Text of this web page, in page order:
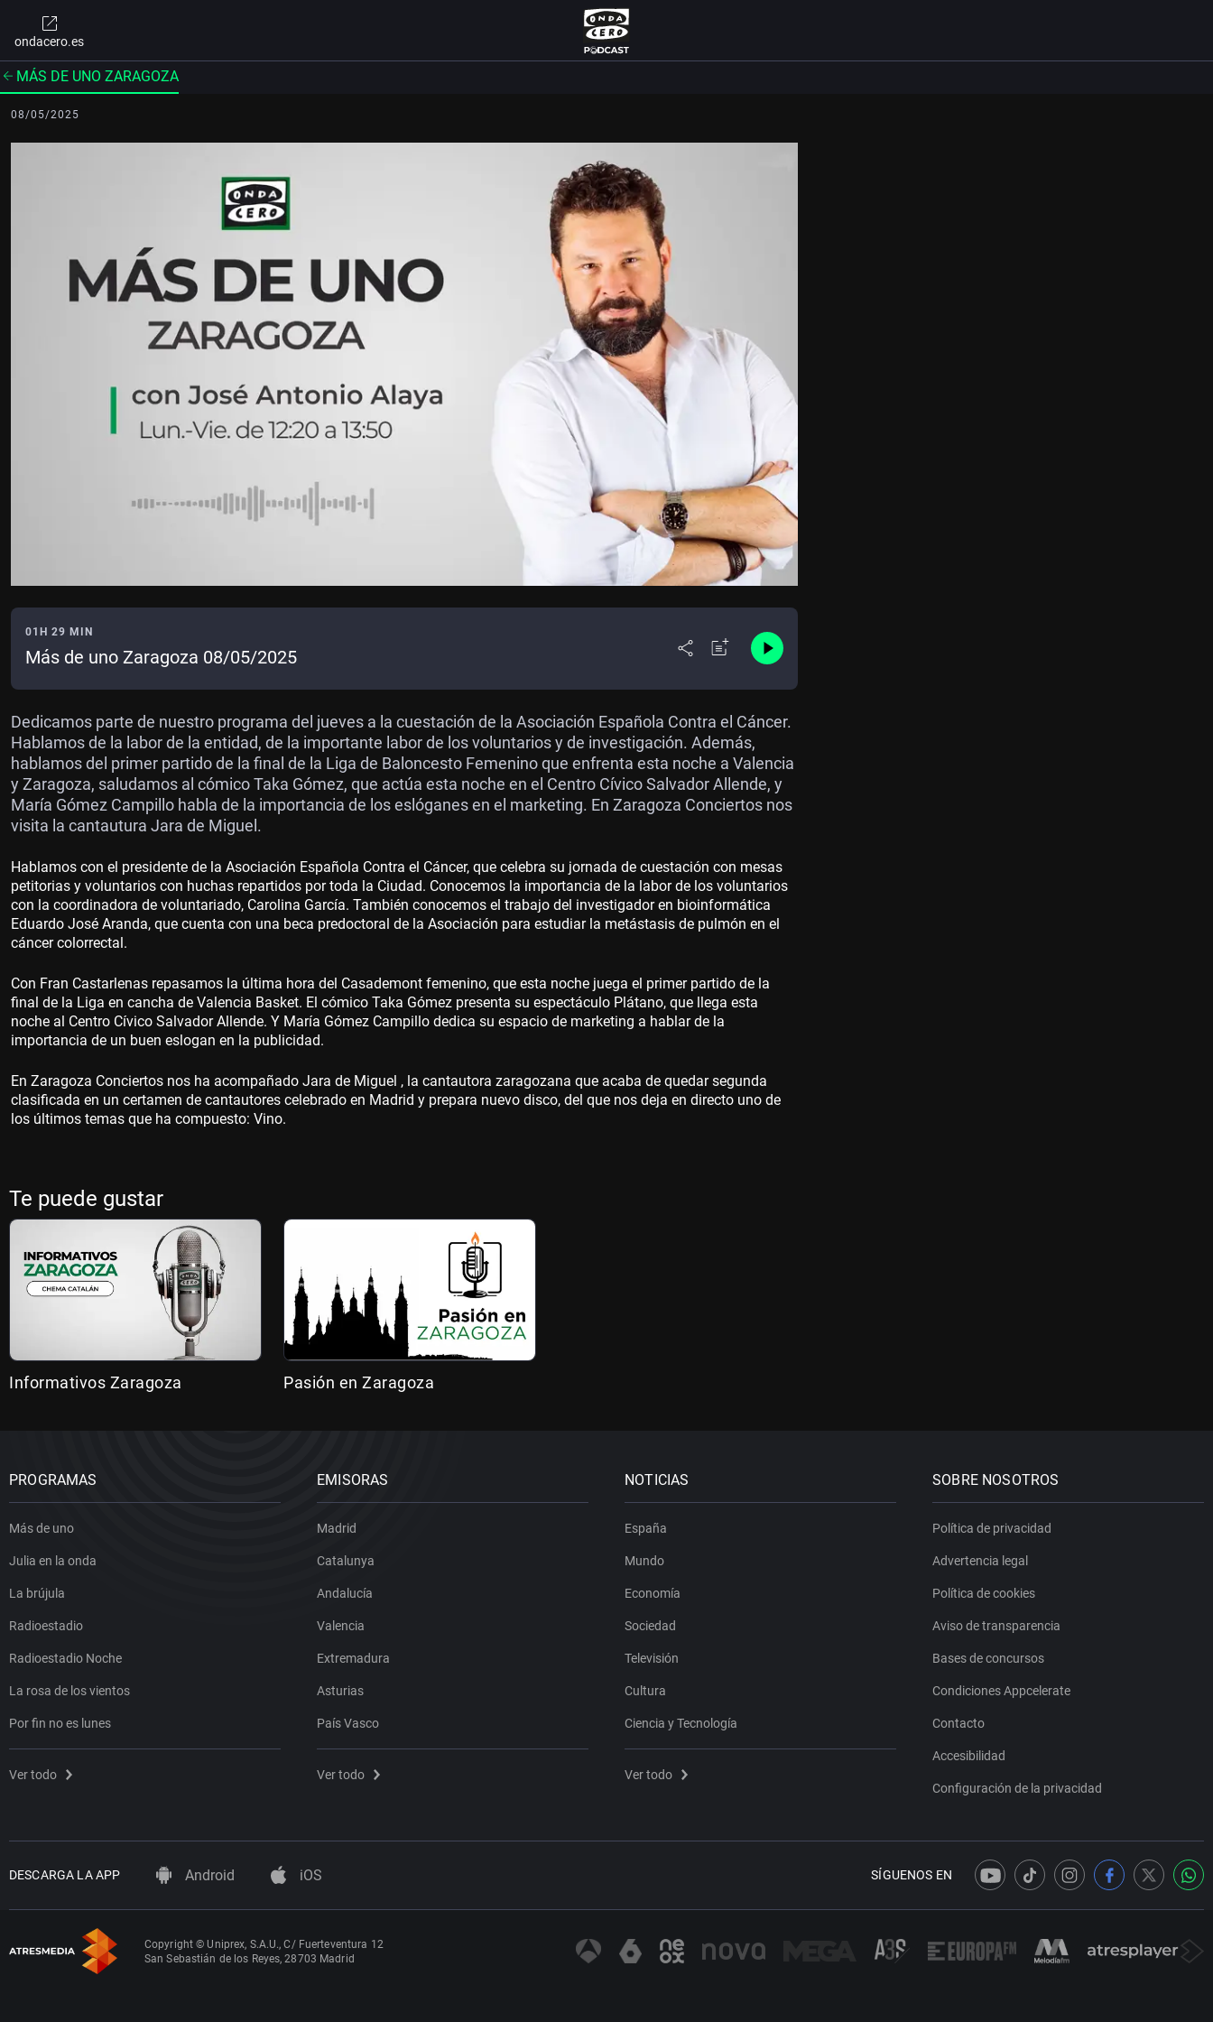
ondacero.es
MÁS DE UNO ZARAGOZA
08/05/2025
01H 29 MIN
Más de uno Zaragoza 08/05/2025
Dedicamos parte de nuestro programa del jueves a la cuestación de la Asociación Española Contra el Cáncer.
Hablamos de la labor de la entidad, de la importante labor de los voluntarios y de investigación. Además,
hablamos del primer partido de la final de la Liga de Baloncesto Femenino que enfrenta esta noche a Valencia
y Zaragoza, saludamos al cómico Taka Gómez, que actúa esta noche en el Centro Cívico Salvador Allende, y
María Gómez Campillo habla de la importancia de los eslóganes en el marketing. En Zaragoza Conciertos nos
visita la cantautura Jara de Miguel.
Hablamos con el presidente de la Asociación Española Contra el Cáncer, que celebra su jornada de cuestación con mesas
petitorias y voluntarios con huchas repartidos por toda la Ciudad. Conocemos la importancia de la labor de los voluntarios
con la coordinadora de voluntariado, Carolina García. También conocemos el trabajo del investigador en bioinformática
Eduardo José Aranda, que cuenta con una beca predoctoral de la Asociación para estudiar la metástasis de pulmón en el
cáncer colorrectal.
Con Fran Castarlenas repasamos la última hora del Casademont femenino, que esta noche juega el primer partido de la
final de la Liga en cancha de Valencia Basket. El cómico Taka Gómez presenta su espectáculo Plátano, que llega esta
noche al Centro Cívico Salvador Allende. Y María Gómez Campillo dedica su espacio de marketing a hablar de la
importancia de un buen eslogan en la publicidad.
En Zaragoza Conciertos nos ha acompañado Jara de Miguel , la cantautora zaragozana que acaba de quedar segunda
clasificada en un certamen de cantautores celebrado en Madrid y prepara nuevo disco, del que nos deja en directo uno de
los últimos temas que ha compuesto: Vino.
Te puede gustar
Informativos Zaragoza Pasión en Zaragoza
PROGRAMAS
Más de uno
Julia en la onda
La brújula
Radioestadio
Radioestadio Noche
La rosa de los vientos
Por fin no es lunes
Ver todo
EMISORAS
Madrid
Catalunya
Andalucía
Valencia
Extremadura
Asturias
País Vasco
Ver todo
NOTICIAS
España
Mundo
Economía
Sociedad
Televisión
Cultura
Ciencia y Tecnología
Ver todo
SOBRE NOSOTROS
Política de privacidad
Advertencia legal
Política de cookies
Aviso de transparencia
Bases de concursos
Condiciones Appcelerate
Contacto
Accesibilidad
Configuración de la privacidad
DESCARGA LA APP Android iOS SÍGUENOS EN
Copyright © Uniprex, S.A.U., C/ Fuerteventura 12
San Sebastián de los Reyes, 28703 Madrid